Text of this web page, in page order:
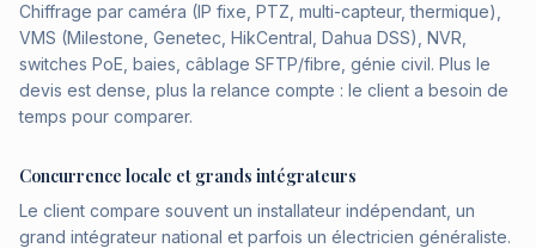
Chiffrage par caméra (IP fixe, PTZ, multi-capteur, thermique),
VMS (Milestone, Genetec, HikCentral, Dahua DSS), NVR,
switches PoE, baies, câblage SFTP/fibre, génie civil. Plus le
devis est dense, plus la relance compte : le client a besoin de
temps pour comparer.
Concurrence locale et grands intégrateurs
Le client compare souvent un installateur indépendant, un
grand intégrateur national et parfois un électricien généraliste.